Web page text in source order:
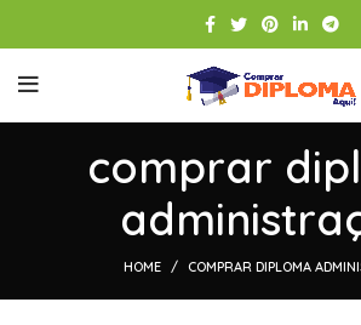
comprar
HOME COMPRAR DIPLOMA